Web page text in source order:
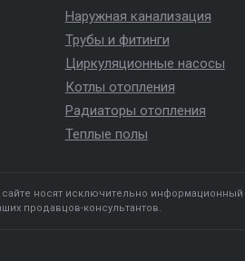
Наружная канализация
Трубы и фитинги
Циркуляционные насосы
Котлы отопления
Радиаторы отопления
Теплые полы
носят исключительно
продавцов-консультантов.